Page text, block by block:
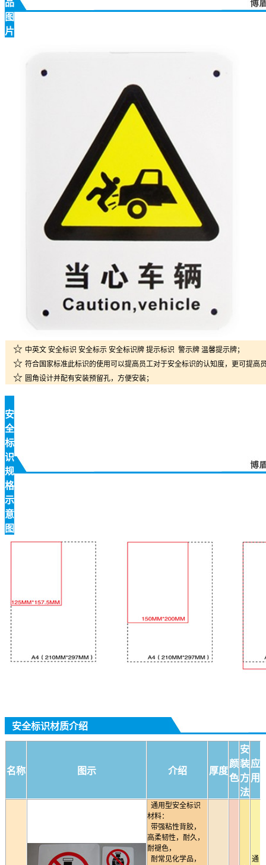
品
图
片
☆ 中英文 安全标识 安全标示 安全标识牌 提示标识 警示牌 温馨提示牌；
☆ 符合国家标准此标识的使用可以提高员工对于安全标识的认知度，更可提高
☆ 圆角设计并配有安装预留孔，方便安装；
安
全
标
识
规
格
示
意
图
安全标识材质介绍
名称 图示 介绍 厚度
颜
色
安
装
方
法
应
用
通用型安全标识
材料：
带强粘性背胶，
高柔韧性，耐久，
耐褪色，
耐常见化学品，
通